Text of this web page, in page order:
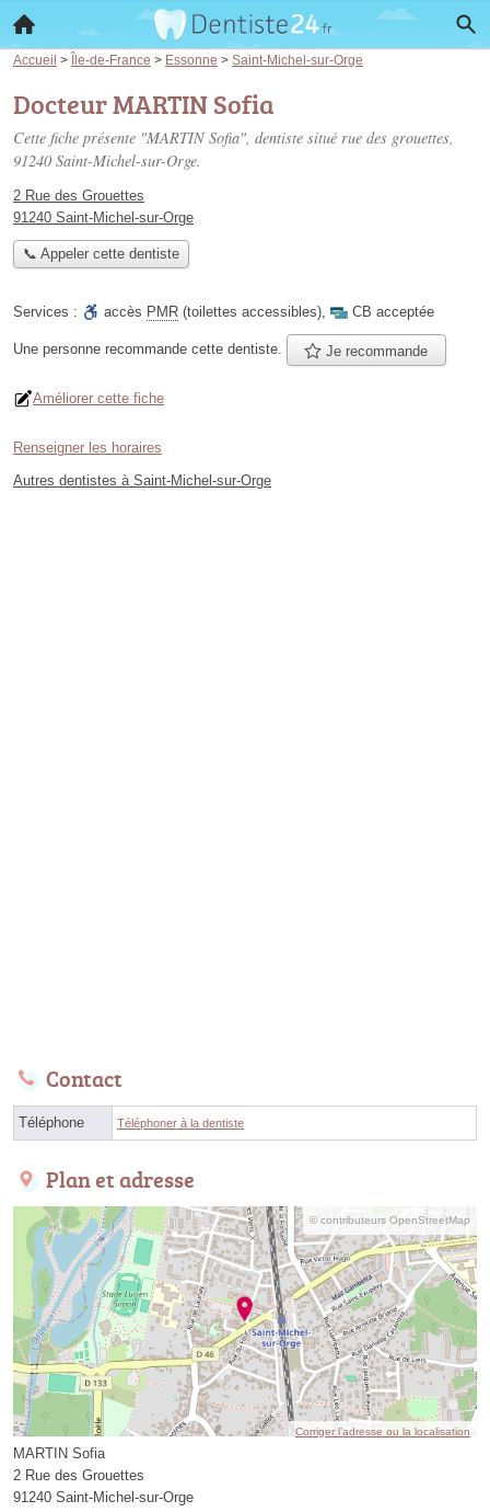
Accueil > Île-de-France > Essonne > Saint-Michel-sur-Orge
Docteur MARTIN Sofia
Cette fiche présente "MARTIN Sofia", dentiste situé rue des grouettes,
91240 Saint-Michel-sur-Orge.
2 Rue des Grouettes
91240 Saint-Michel-sur-Orge
📞 Appeler cette dentiste
Services : accès PMR (toilettes accessibles), CB acceptée
Une personne recommande cette dentiste. Je recommande
Améliorer cette fiche
Renseigner les horaires
Autres dentistes à Saint-Michel-sur-Orge
Contact
Téléphone Téléphoner à la dentiste
Plan et adresse
© contributeurs OpenStreetMap
Corriger l’adresse ou la localisation
MARTIN Sofia
2 Rue des Grouettes
91240 Saint-Michel-sur-Orge